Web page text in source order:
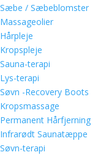
Sæbe / Sæbeblomster
Massageolier
Hårpleje
Kropspleje
Sauna-terapi
Lys-terapi
Søvn -Recovery Boots
Kropsmassage
Permanent Hårfjerning
Infrarødt Saunatæppe
Søvn-terapi